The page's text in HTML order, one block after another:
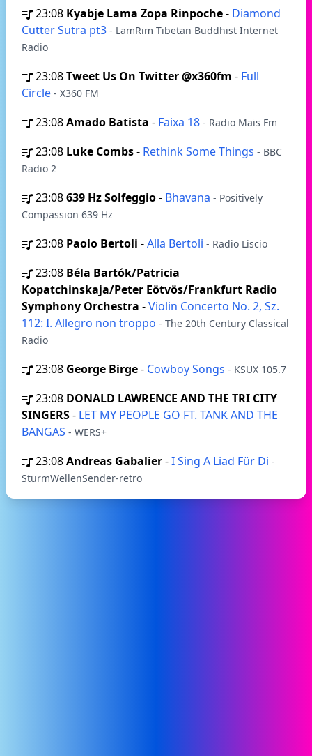
23:08 Kyabje Lama Zopa Rinpoche- Diamond
Cutter Sutra pt3 - LamRim Tibetan Buddhist Internet
Radio
23:08Tweet Us On Twitter @x360fm - Full
Circle - X360 FM
23:08Amado Batista - Faixa 18 - Radio Mais Fm
23:08 Luke Combs- Rethink Some Things - BBC
Radio 2
23:08639 Hz Solfeggio- Bhavana - Positively
Compassion 639 Hz
23:08 Paolo Bertoli -Alla Bertoli - Radio Liscio
23:08 Béla Bartók/Patricia
Kopatchinskaja/Peter Eötvös/Frankfurt Radio
Symphony Orchestra -Violin Concerto No. 2, Sz.
112: I. Allegro non troppo - The 20th Century Classical
Radio
23:08 George Birge- Cowboy Songs - KSUX 105.7
23:08 DONALD LAWRENCE AND THE TRI CITY
SINGERS- LET MY PEOPLE GO FT. TANK AND THE
BANGAS - WERS+
23:08Andreas Gabalier-I Sing A Liad Für Di -
SturmWellenSender-retro